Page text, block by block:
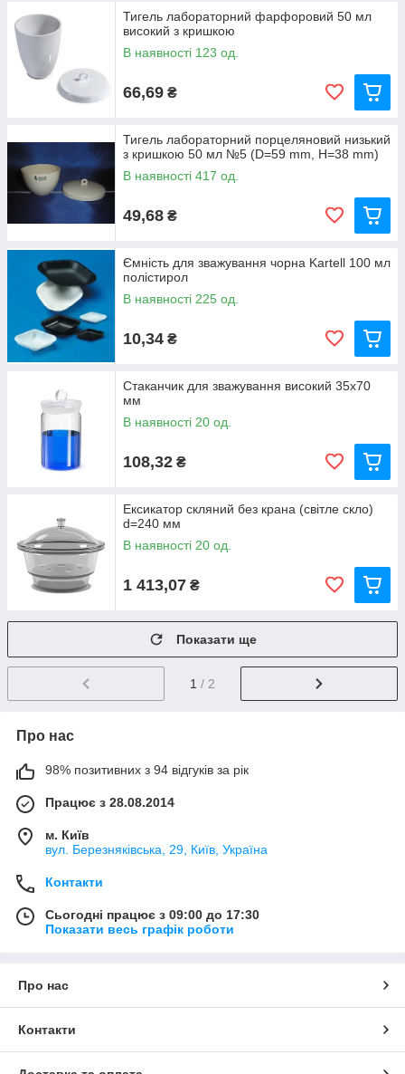
Тигель лабораторний фарфоровий 50 мл
високий з кришкою
В наявності 123 од.
66,69 ₴
Тигель лабораторний порцеляновий низький
з кришкою 50 мл №5 (D=59 mm, H=38 mm)
В наявності 417 од.
49,68 ₴
Ємність для зважування чорна Kartell 100 мл
полістирол
В наявності 225 од.
10,34 ₴
Стаканчик для зважування високий 35х70
мм
В наявності 20 од.
108,32 ₴
Ексикатор скляний без крана (світле скло)
d=240 мм
В наявності 20 од.
1 413,07 ₴
Показати ще
1 / 2
Про нас
98% позитивних з 94 відгуків за рік
Працює з 28.08.2014
м. Київ
вул. Березняківська, 29, Київ, Україна
Контакти
Сьогодні працює з 09:00 до 17:30
Показати весь графік роботи
Про нас
Контакти